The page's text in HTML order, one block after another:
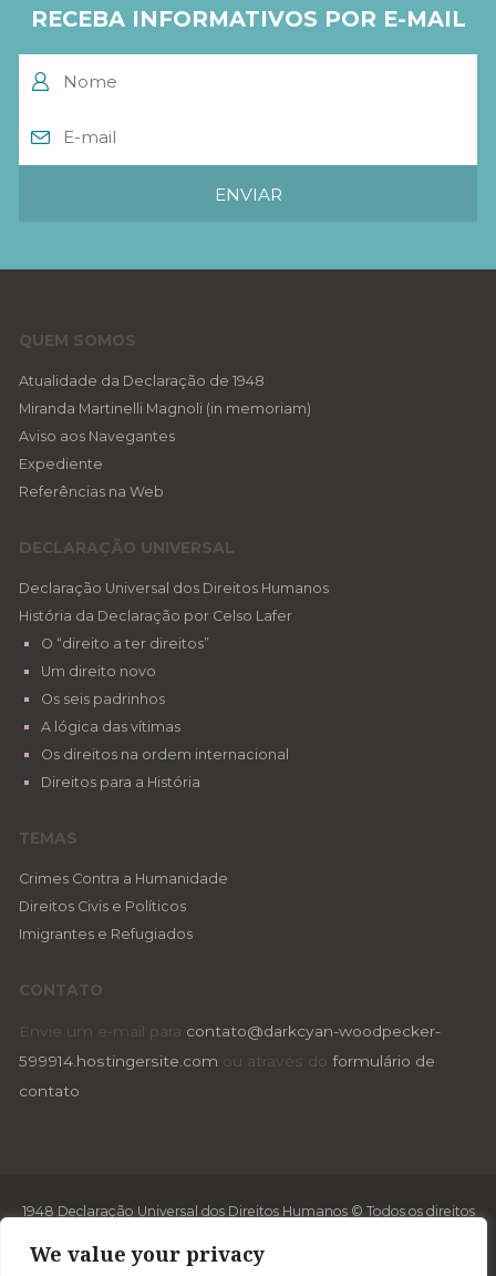
We value your privacy
RECEBA INFORMATIVOS POR E-MAIL
QUEM SOMOS
Atualidade da Declaração de 1948
Miranda Martinelli Magnoli (in memoriam)
Aviso aos Navegantes
Expediente
Referências na Web
DECLARAÇÃO UNIVERSAL
Declaração Universal dos Direitos Humanos
História da Declaração por Celso Lafer
O “direito a ter direitos”
Um direito novo
Os seis padrinhos
A lógica das vítimas
Os direitos na ordem internacional
Direitos para a História
TEMAS
Crimes Contra a Humanidade
Direitos Civis e Políticos
Imigrantes e Refugiados
CONTATO
Envie um e-mail para contato@darkcyan-woodpecker-
599914.hostingersite.com ou através do formulário de
contato
1948 Declaração Universal dos Direitos Humanos © Todos os direitos